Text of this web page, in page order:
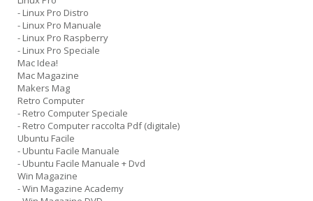
- Linux Pro Distro
- Linux Pro Manuale
- Linux Pro Raspberry
- Linux Pro Speciale
Mac Idea!
Mac Magazine
Makers Mag
Retro Computer
- Retro Computer Speciale
- Retro Computer raccolta Pdf (digitale)
Ubuntu Facile
- Ubuntu Facile Manuale
- Ubuntu Facile Manuale + Dvd
Win Magazine
- Win Magazine Academy